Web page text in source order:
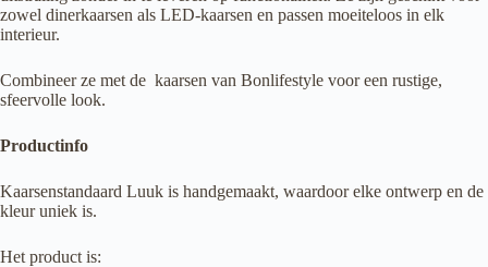
zowel dinerkaarsen als LED-kaarsen en passen moeiteloos in elk
interieur.
Combineer ze met de kaarsen van Bonlifestyle voor een rustige,
sfeervolle look.
Productinfo
Kaarsenstandaard Luuk is handgemaakt, waardoor elke ontwerp en de
kleur uniek is.
Het product is: